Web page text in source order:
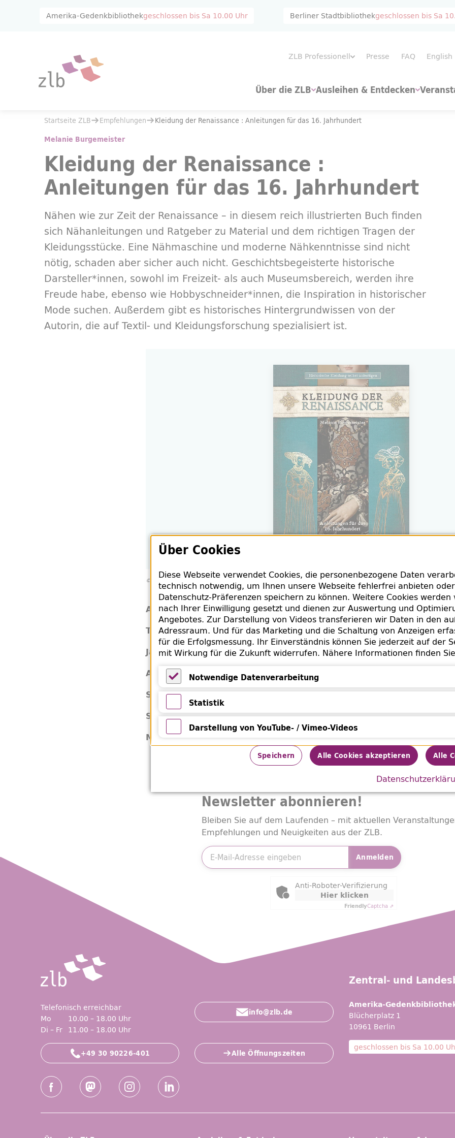
Zum Hauptinhalt springen Zur Suche springen
Amerika-Gedenkbibliothekgeschlossen bis Sa 10.00 Uhr Berliner Stadtbibliothekgeschlossen bis Sa
ZLB Professionell Presse FAQ English
Über die ZLB Ausleihen & Entdecken
Empfehlungen
Kleidung der Renaissance : Anleitungen für das 16. Jahrhundert
Sie befinden sich hier:
Startseite ZLB Empfehlungen Kleidung der Renaissance : Anleitungen für das 16. Jahrhundert
Melanie Burgemeister
Kleidung der Renaissance :
Anleitungen für das 16. Jahrhundert
Nähen wie zur Zeit der Renaissance – in diesem reich illustrierten Buch finden
sich Nähanleitungen und Ratgeber zu Material und dem richtigen Tragen der
Kleidungsstücke. Eine Nähmaschine und moderne Nähkenntnisse sind nicht
nötig, schaden aber sicher auch nicht. Geschichtsbegeisterte historische
Darsteller*innen, sowohl im Freizeit- als auch Museumsbereich, werden ihre
Freude habe, ebenso wie Hobbyschneider*innen, die Inspiration in historischer
Mode suchen. Außerdem gibt es historisches Hintergrundwissen von der
Autorin, die auf Textil- und Kleidungsforschung spezialisiert ist.
© Zauberfeder Verlag
Autor: Melanie Burgemeister
Titel: Kleidung der Renaissance : Anleitungen für das 16.
Jahr: 2025
Auflage: 1. Auflage
Sprache: Deutsch
Signatur: 8 C 12/722
Medienart:
Ausleihen
Newsletterabonnieren!
Bleiben Sie auf dem Laufenden – mit aktuellen
Empfehlungen und Neuigkeiten aus der ZLB.
Anmelden
Friendly Captcha
Anti-Roboter-Verifizierung
Hier klicken
FriendlyCaptcha ⇗
Zentral- und
Telefonisch erreichbar
Mo
10.00 – 18.00 Uhr
Di – Fr 11.00 – 18.00 Uhr
info@zlb.de
+49 30 90226-401 Alle Öffnungszeiten
Social-Media Kanäle der ZLB
Amerika-
Blücherplatz 1
10961 Berlin
geschlossen bis Sa 10.00
Über Cookies
Diese Webseite verwendet Cookies, die personenbezogene Daten
technisch notwendig, um Ihnen unsere Webseite fehlerfrei anbieten
Datenschutz-Präferenzen speichern zu können. Weitere Cookies
nach Ihrer Einwilligung gesetzt und dienen zur Auswertung und
Angebotes. Zur Darstellung von Videos transferieren wir Daten in den
Adressraum. Und für das Marketing und die Schaltung von Anzeigen
für die Erfolgsmessung. Ihr Einverständnis können Sie jederzeit auf der
mit Wirkung für die Zukunft widerrufen. Nähere Informationen finden Sie
Notwendige Datenverarbeitung
Notwendige Datenverarbeitung
Statistik
Statistik
Darstellung von YouTube- / Vimeo-Videos
Darstellung von YouTube- / Vimeo-Videos
Speichern Alle Cookies akzeptieren Alle